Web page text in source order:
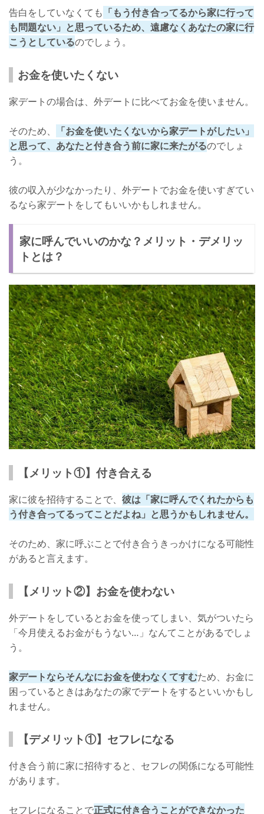
告白をしていなくても 「もう付き合ってるから家に行って
も問題ない」と思っているため、遠慮なくあなたの家に行
こうとしているのでしょう。
お金を使いたくない
家デートの場合は、外デートに比べてお金を使いません。
そのため、
「お金を使いたくないから家デートがしたい」
と思って、あなたと付き合う前に家に来たがるのでしょ
う。
彼の収入が少なかったり、外デートでお金を使いすぎてい
るなら家デートをしてもいいかもしれません。
家に呼んでいいのかな？メリット・デメリッ
トとは？
【メリット①】付き合える
家に彼を招待することで、 彼は「家に呼んでくれたからも
う付き合ってるってことだよね」と思うかもしれません。
そのため、家に呼ぶことで付き合うきっかけになる可能性
があると言えます。
【メリット②】お金を使わない
外デートをしているとお金を使ってしまい、気がついたら
「今月使えるお金がもうない…」なんてことがあるでしょ
う。
家デートならそんなにお金を使わなくてすむため、お金に
困っているときはあなたの家でデートをするといいかもし
れません。
【デメリット①】セフレになる
付き合う前に家に招待すると、セフレの関係になる可能性
があります。
セフレになることで正式に付き合うことができなかった